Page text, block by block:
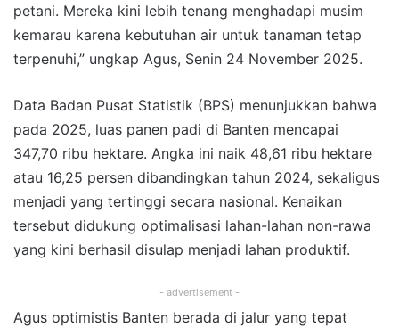
petani. Mereka kini lebih tenang menghadapi musim
kemarau karena kebutuhan air untuk tanaman tetap
terpenuhi,” ungkap Agus, Senin 24 November 2025.
Data Badan Pusat Statistik (BPS) menunjukkan bahwa
pada 2025, luas panen padi di Banten mencapai
347,70 ribu hektare. Angka ini naik 48,61 ribu hektare
atau 16,25 persen dibandingkan tahun 2024, sekaligus
menjadi yang tertinggi secara nasional. Kenaikan
tersebut didukung optimalisasi lahan-lahan non-rawa
yang kini berhasil disulap menjadi lahan produktif.
- advertisement -
Agus optimistis Banten berada di jalur yang tepat